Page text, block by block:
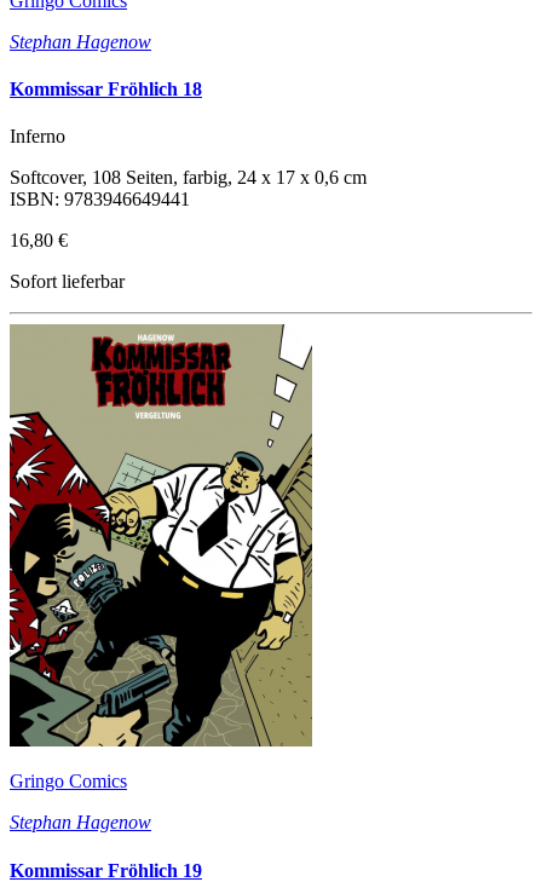
Stephan Hagenow
Kommissar Fröhlich 18
Inferno
Softcover, 108 Seiten, farbig, 24 x 17 x 0,6 cm
ISBN: 9783946649441
16,80 €
Sofort lieferbar
Gringo Comics
Stephan Hagenow
Kommissar Fröhlich 19